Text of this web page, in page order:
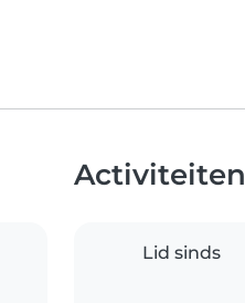
Activiteiten
Lid sinds